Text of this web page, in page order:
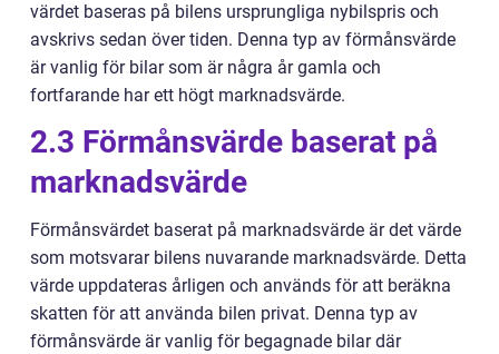
värdet baseras på bilens ursprungliga nybilspris och
avskrivs sedan över tiden. Denna typ av förmånsvärde
är vanlig för bilar som är några år gamla och
fortfarande har ett högt marknadsvärde.
2.3 Förmånsvärde baserat på
marknadsvärde
Förmånsvärdet baserat på marknadsvärde är det värde
som motsvarar bilens nuvarande marknadsvärde. Detta
värde uppdateras årligen och används för att beräkna
skatten för att använda bilen privat. Denna typ av
förmånsvärde är vanlig för begagnade bilar där